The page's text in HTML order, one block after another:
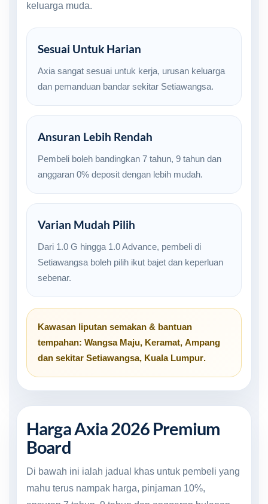
keluarga muda.
Sesuai Untuk Harian
Axia sangat sesuai untuk kerja, urusan keluarga
dan pemanduan bandar sekitar Setiawangsa.
Ansuran Lebih Rendah
Pembeli boleh bandingkan 7 tahun, 9 tahun dan
anggaran 0% deposit dengan lebih mudah.
Varian Mudah Pilih
Dari 1.0 G hingga 1.0 Advance, pembeli di
Setiawangsa boleh pilih ikut bajet dan keperluan
sebenar.
Kawasan liputan semakan & bantuan
tempahan: Wangsa Maju, Keramat, Ampang
dan sekitar Setiawangsa, Kuala Lumpur.
Harga Axia 2026 Premium
Board
Di bawah ini ialah jadual khas untuk pembeli yang
mahu terus nampak harga, pinjaman 10%,